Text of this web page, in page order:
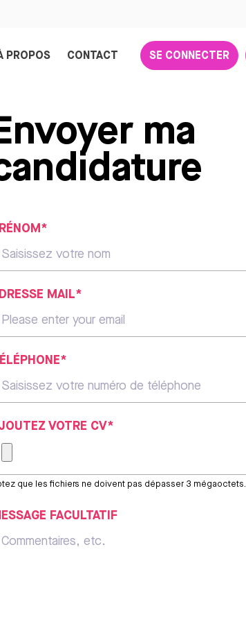
PROPOS CONTACT SE CONNECTER
ma
MAIL*
VOTRE CV*
que les fichiers ne doivent pas dépasser 3 mégaoctets.
FACULTATIF